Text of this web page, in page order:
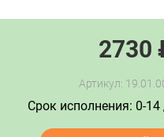
2730
Артикул:
Срок исполнения: 0-14